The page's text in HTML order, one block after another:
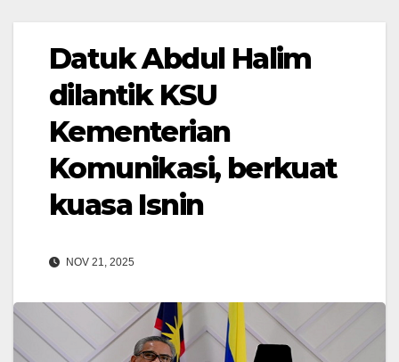
Datuk Abdul Halim
dilantik KSU
Kementerian
Komunikasi, berkuat
kuasa Isnin
NOV 21, 2025